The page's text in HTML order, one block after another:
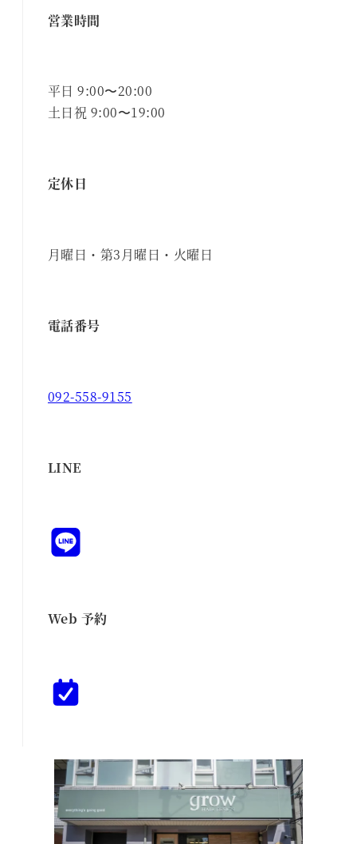
営業時間
平日 9:00〜20:00
土日祝 9:00〜19:00
定休日
月曜日・第3月曜日・火曜日
電話番号
092-558-9155
LINE
Web 予約